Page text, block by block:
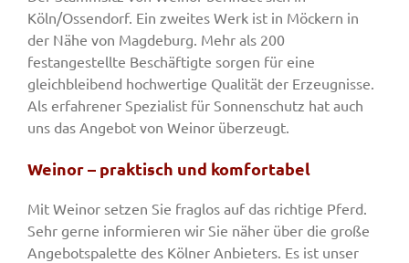
Köln/Ossendorf. Ein zweites Werk ist in Möckern in
der Nähe von Magdeburg. Mehr als 200
festangestellte Beschäftigte sorgen für eine
gleichbleibend hochwertige Qualität der Erzeugnisse.
Als erfahrener Spezialist für Sonnenschutz hat auch
uns das Angebot von Weinor überzeugt.
Weinor – praktisch und komfortabel
Mit Weinor setzen Sie fraglos auf das richtige Pferd.
Sehr gerne informieren wir Sie näher über die große
Angebotspalette des Kölner Anbieters. Es ist unser